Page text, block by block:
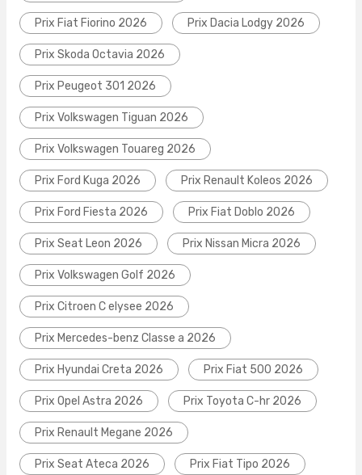
Prix Fiat Fiorino 2026 Prix Dacia Lodgy 2026
Prix Skoda Octavia 2026
Prix Peugeot 301 2026
Prix Volkswagen Tiguan 2026
Prix Volkswagen Touareg 2026
Prix Ford Kuga 2026 Prix Renault Koleos 2026
Prix Ford Fiesta 2026 Prix Fiat Doblo 2026
Prix Seat Leon 2026 Prix Nissan Micra 2026
Prix Volkswagen Golf 2026
Prix Citroen C elysee 2026
Prix Mercedes-benz Classe a 2026
Prix Hyundai Creta 2026 Prix Fiat 500 2026
Prix Opel Astra 2026 Prix Toyota C-hr 2026
Prix Renault Megane 2026
Prix Seat Ateca 2026 Prix Fiat Tipo 2026